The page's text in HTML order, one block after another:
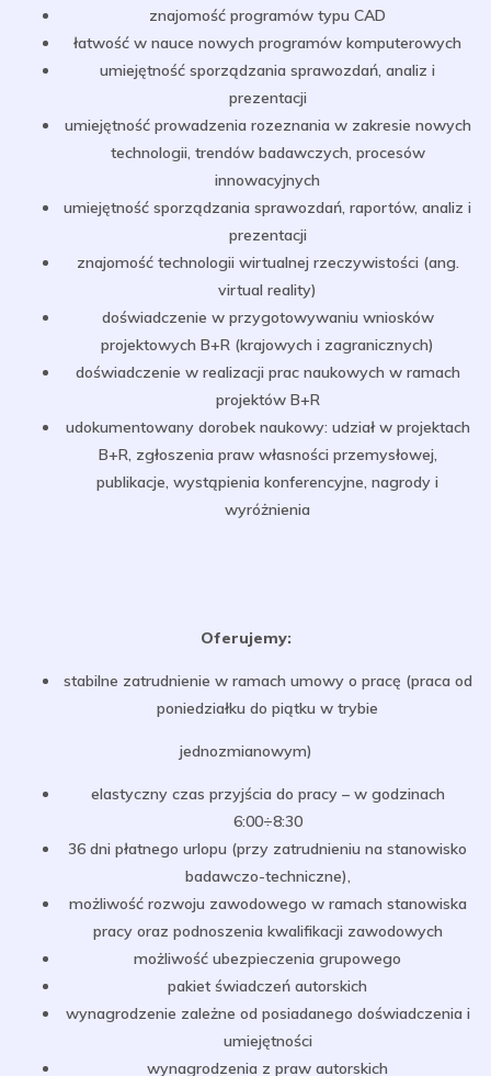
znajomość programów typu CAD
łatwość w nauce nowych programów komputerowych
umiejętność sporządzania sprawozdań, analiz i
prezentacji
umiejętność prowadzenia rozeznania w zakresie nowych
technologii, trendów badawczych, procesów
innowacyjnych
umiejętność sporządzania sprawozdań, raportów, analiz i
prezentacji
znajomość technologii wirtualnej rzeczywistości (ang.
virtual reality)
doświadczenie w przygotowywaniu wniosków
projektowych B+R (krajowych i zagranicznych)
doświadczenie w realizacji prac naukowych w ramach
projektów B+R
udokumentowany dorobek naukowy: udział w projektach
B+R, zgłoszenia praw własności przemysłowej,
publikacje, wystąpienia konferencyjne, nagrody i
wyróżnienia
Oferujemy:
stabilne zatrudnienie w ramach umowy o pracę (praca od
poniedziałku do piątku w trybie
jednozmianowym)
elastyczny czas przyjścia do pracy – w godzinach
6:00÷8:30
36 dni płatnego urlopu (przy zatrudnieniu na stanowisko
badawczo-techniczne),
możliwość rozwoju zawodowego w ramach stanowiska
pracy oraz podnoszenia kwalifikacji zawodowych
możliwość ubezpieczenia grupowego
pakiet świadczeń autorskich
wynagrodzenie zależne od posiadanego doświadczenia i
umiejętności
wynagrodzenia z praw autorskich